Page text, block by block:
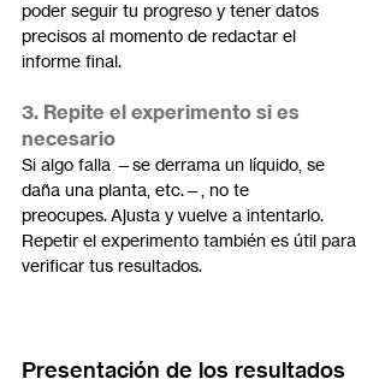
poder seguir tu progreso y tener datos
precisos al momento de redactar el
informe final.
3. Repite el experimento si es
necesario
Si algo falla —se derrama un líquido, se
daña una planta, etc.—, no te
preocupes. Ajusta y vuelve a intentarlo.
Repetir el experimento también es útil para
verificar tus resultados.
Presentación de los resultados